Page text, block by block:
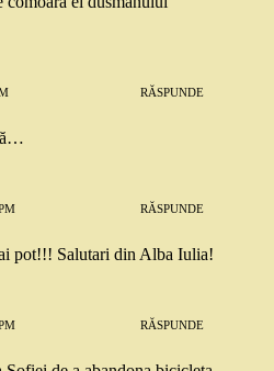
RĂSPUNDE
RĂSPUNDE
pot!!! Salutari din Alba Iulia!
RĂSPUNDE